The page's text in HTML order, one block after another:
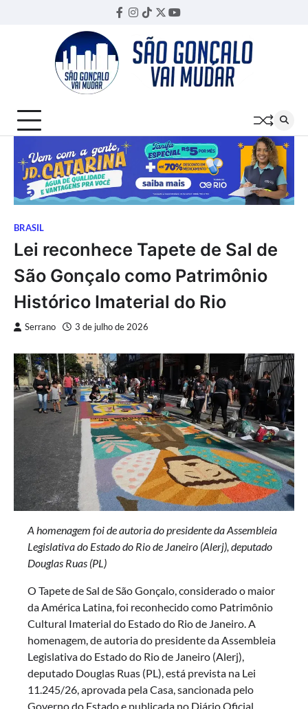
Facebook
Instagram
TikTok
TwitterYouTube
BRASIL
Lei reconhece Tapete de Sal de
São Gonçalo como Patrimônio
Histórico Imaterial do Rio
Serrano 3 de julho de 2026
A homenagem foi de autoria do presidente da Assembleia
Legislativa do Estado do Rio de Janeiro (Alerj), deputado
Douglas Ruas (PL)
O Tapete de Sal de São Gonçalo, considerado o maior
da América Latina, foi reconhecido como Patrimônio
Cultural Imaterial do Estado do Rio de Janeiro. A
homenagem, de autoria do presidente da Assembleia
Legislativa do Estado do Rio de Janeiro (Alerj),
deputado Douglas Ruas (PL), está prevista na Lei
11.245/26, aprovada pela Casa, sancionada pelo
Governo do Estado e publicada no Diário Oficial